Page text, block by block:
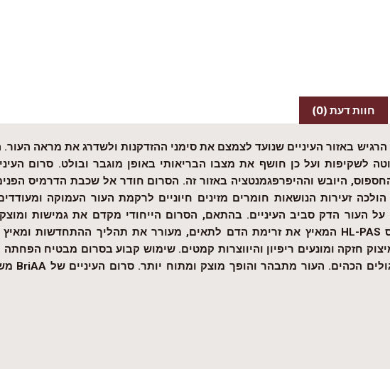
חוות דעת (0)
הרגיש באזור העיניים שנועד לצמצם את סימני ההזדקנות ולשדרג את מראה
לשקיפות ועל כן חושף את מצבו הבריאותי באופן מוגבר ובולט. סרום
היובש וההיפרפגמנטציה באזור זה. הסרום חודר אל שכבת הדרמיס
זעירות הנושאות חומרים מזינים חיוניים לרקמת העור העמוקה
על העור הדק סביב העיניים. בהתאם, הסרום הייחודי מקדם את גמישות
HL-PAS המאיץ את זרימת הדם לתאים, מעורר את תהליך ההתחדשות ומאיץ
חזקה ומונעים ריפיון והיווצרות קמטים. שימוש קבוע בסרום מבטיח
הכהים. העור מתבהר והופך מוצק ומתוח יותר. סרום העיניים של BriAA